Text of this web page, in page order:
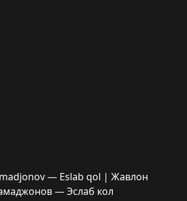
— Eslab qol | Жавлон
— Эслаб кол